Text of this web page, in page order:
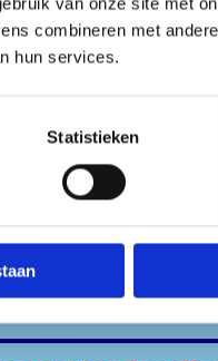
combineren met
hun services.
Statistieken
festival
medische
zelf eten